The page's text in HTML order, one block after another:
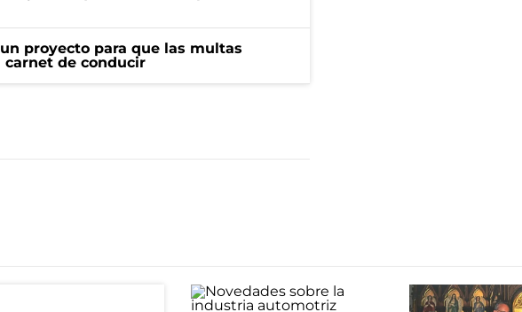
proyecto para que las multas
de conducir